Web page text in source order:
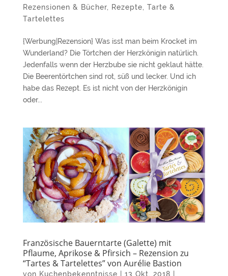
Rezensionen & Bücher, Rezepte
Tarte &
Tartelettes
{Werbung|Rezension} Was isst man beim Krocket im
Wunderland? Die Törtchen der Herzkönigin natürlich.
Jedenfalls wenn der Herzbube sie nicht geklaut hätte.
Die Beerentörtchen sind rot, süß und lecker. Und ich
habe das Rezept. Es ist nicht von der Herzkönigin
oder...
Französische Bauerntarte (Galette) mit
Pflaume, Aprikose & Pfirsich – Rezension zu
“Tartes & Tartelettes” von Aurélie Bastion
von Kuchenbekenntnisse 13 Okt. 2018